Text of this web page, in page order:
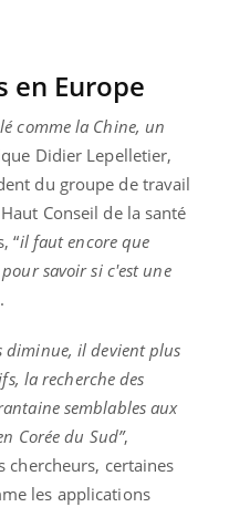
en Europe
comme la Chine, un
Didier Lepelletier,
du groupe de travail
Conseil de la santé
“il faut encore que
savoir si c'est une
diminue, il devient plus
la recherche des
semblables aux
Corée du Sud”,
chercheurs, certaines
les applications